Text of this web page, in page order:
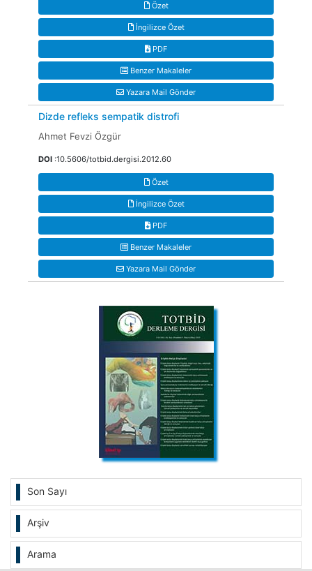
Son Sayı
Arşiv
Arama
Özet
İngilizce Özet
PDF
Benzer Makaleler
Yazara Mail Gönder
Dizde refleks sempatik distrofi
Ahmet Fevzi Özgür
DOI :10.5606/totbid.dergisi.2012.60
Özet
İngilizce Özet
PDF
Benzer Makaleler
Yazara Mail Gönder